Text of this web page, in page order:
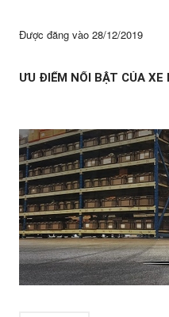
Được đăng vào 28/12/2019
ƯU ĐIỂM NỔI BẬT CỦA XE